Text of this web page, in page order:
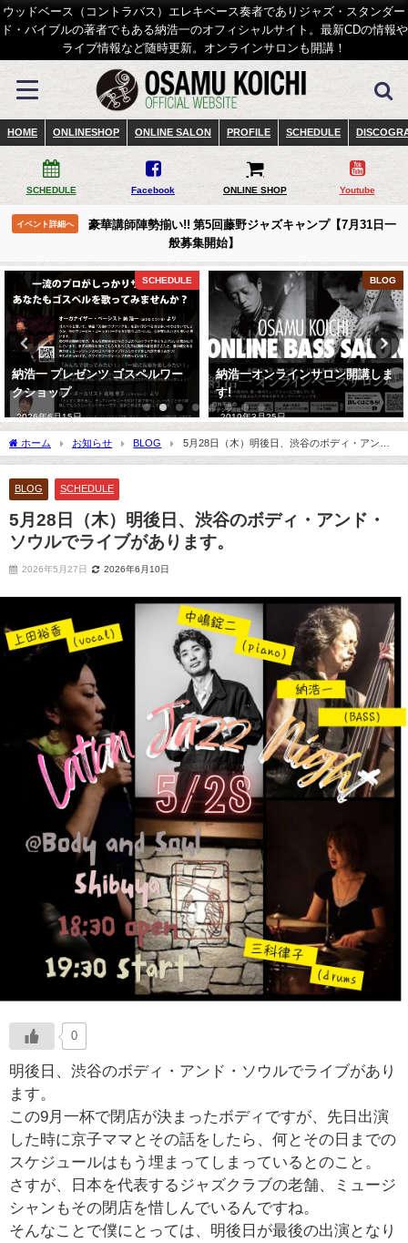
ウッドベース（コントラバス）エレキベース奏者でありジャズ・スタンダー
ド・バイブルの著者でもある納浩一のオフィシャルサイト。最新CDの情報や
ライブ情報など随時更新。オンラインサロンも開講！
HOME ONLINESHOP ONLINE SALON PROFILE SCHEDULE
SCHEDULE Facebook ONLINE SHOP Youtube
イベント詳細へ
豪華講師陣勢揃い!! 第5回藤野ジャズキャンプ【7月31日一
般募集開始】
SCHEDULE
納浩一 プレゼンツ ゴスペルワー
クショップ
2026年6月15日
BLOG
納浩一オンラインサロン開講しま
す!
2019年3月25日
ホーム お知らせ BLOG
5月28日（木）明後日、渋谷のボディ・アン
ド・ソウルでライブがあります。
BLOG SCHEDULE
5月28日（木）明後日、渋谷のボディ・アンド・
ソウルでライブがあります。
2026年5月27日 2026年6月10日
0
明後日、渋谷のボディ・アンド・ソウルでライブがあり
ます。
この9月一杯で閉店が決まったボディですが、先日出演
した時に京子ママとその話をしたら、何とその日までの
スケジュールはもう埋まってしまっているとのこと。
さすが、日本を代表するジャズクラブの老舗、ミュージ
シャンもその閉店を惜しんでいるんですね。
そんなことで僕にとっては、明後日が最後の出演となり